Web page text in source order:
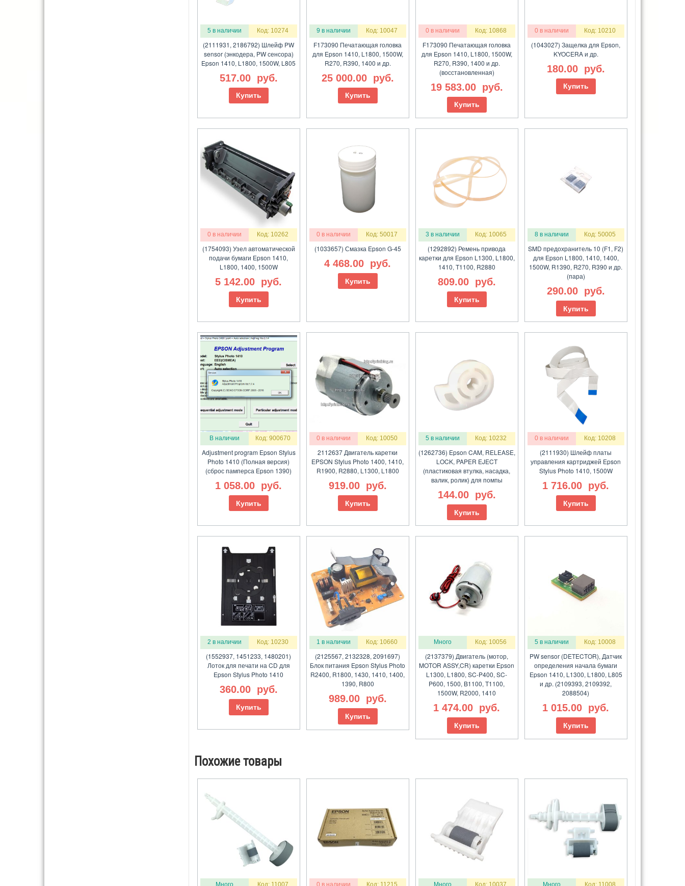
5 в наличии Код: 10274
(2111931, 2186792) Шлейф PW
sensor (энкодера, PW сенсора)
Epson 1410, L1800, 1500W, L805
517.00 руб.
Купить
9 в наличии Код: 10047
F173090 Печатающая головка
для Epson 1410, L1800, 1500W,
R270, R390, 1400 и др.
25 000.00 руб.
Купить
0 в наличии Код: 10868
F173090 Печатающая головка
для Epson 1410, L1800, 1500W,
R270, R390, 1400 и др.
(восстановленная)
19 583.00 руб.
Купить
0 в наличии Код: 10210
(1043027) Защелка для Epson,
KYOCERA и др.
180.00 руб.
Купить
0 в наличии Код: 10262
(1754093) Узел автоматической
подачи бумаги Epson 1410,
L1800, 1400, 1500W
5 142.00 руб.
Купить
0 в наличии Код: 50017
(1033657) Смазка Epson G-45
4 468.00 руб.
Купить
3 в наличии Код: 10065
(1292892) Ремень привода
каретки для Epson L1300, L1800,
1410, T1100, R2880
809.00 руб.
Купить
8 в наличии Код: 50005
SMD предохранитель 10 (F1, F2)
для Epson L1800, 1410, 1400,
1500W, R1390, R270, R390 и др.
(пара)
290.00 руб.
Купить
В наличии Код: 900670
Adjustment program Epson Stylus
Photo 1410 (Полная версия)
(сброс памперса Epson 1390)
1 058.00 руб.
Купить
0 в наличии Код: 10050
2112637 Двигатель каретки
EPSON Stylus Photo 1400, 1410,
R1900, R2880, L1300, L1800
919.00 руб.
Купить
5 в наличии Код: 10232
(1262736) Epson CAM, RELEASE,
LOCK, PAPER EJECT
(пластиковая втулка, насадка,
валик, ролик) для помпы
144.00 руб.
Купить
0 в наличии Код: 10208
(2111930) Шлейф платы
управления картриджей Epson
Stylus Photo 1410, 1500W
1 716.00 руб.
Купить
2 в наличии Код: 10230
(1552937, 1451233, 1480201)
Лоток для печати на CD для
Epson Stylus Photo 1410
360.00 руб.
Купить
1 в наличии Код: 10660
(2125567, 2132328, 2091697)
Блок питания Epson Stylus Photo
R2400, R1800, 1430, 1410, 1400,
1390, R800
989.00 руб.
Купить
Много Код: 10056
(2137379) Двигатель (мотор,
MOTOR ASSY,CR) каретки Epson
L1300, L1800, SC-P400, SC-
P600, 1500, B1100, T1100,
1500W, R2000, 1410
1 474.00 руб.
Купить
5 в наличии Код: 10008
PW sensor (DETECTOR), Датчик
определения начала бумаги
Epson 1410, L1300, L1800, L805
и др. (2109393, 2109392,
2088504)
1 015.00 руб.
Купить
Похожие товары
Много Код: 11007 0 в наличии Код: 11215 Много Код: 10037 Много Код: 11008